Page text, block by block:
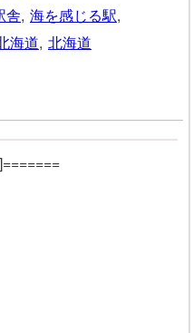
舎, 海を感じる駅,
海道, 北海道